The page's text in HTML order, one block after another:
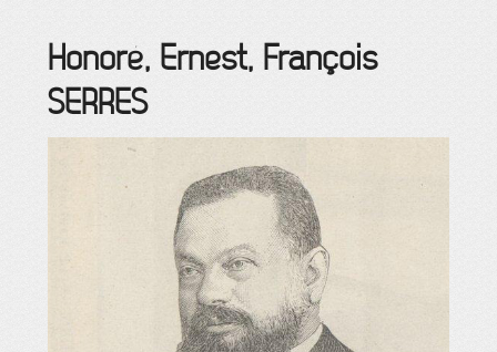
Honoré, Ernest, François
SERRES